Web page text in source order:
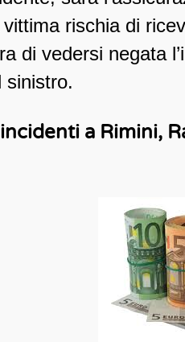
rischia di
di vedersi negata
sinistro.
a Rimini,